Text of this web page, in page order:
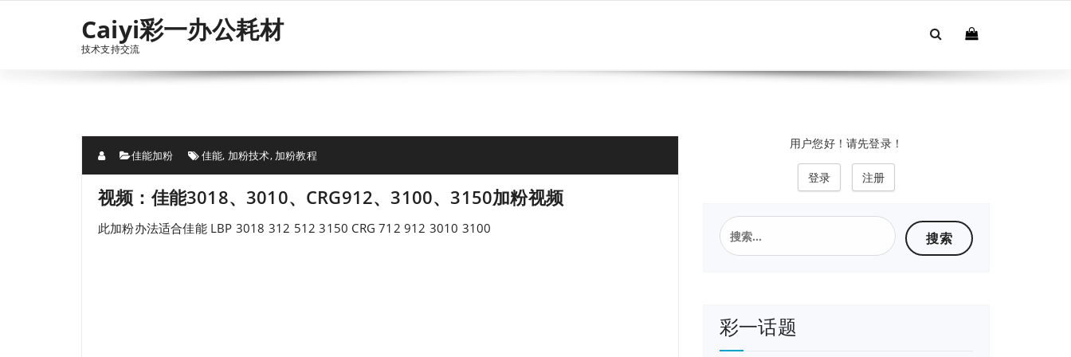
Caiyi彩一办公耗材
技术支持交流
佳能加粉 佳能, 加粉技术, 加粉教程
视频：佳能3018、3010、CRG912、3100、3150加粉视频
此加粉办法适合佳能 LBP 3018 312 512 3150 CRG 712 912 3010 3100
用户您好！请先登录！
登录 注册
搜
索：
彩一话题